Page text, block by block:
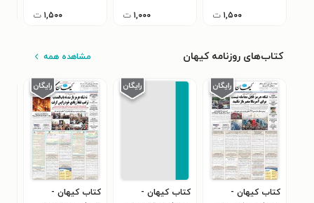
۱,۵۰۰ ت ۱,۰۰۰ ت ۱,۵۰۰ ت
کتاب‌های روزنامه کیهان مشاهده همه
کتاب کیهان -
کتاب کیهان -
کتاب کیهان -